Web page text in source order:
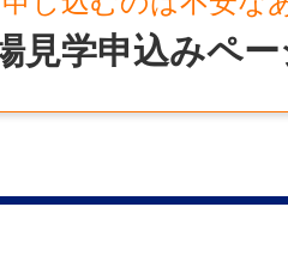
見学申込みペ